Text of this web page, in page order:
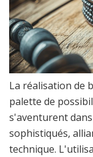
La réalisation de
palette de
s'aventurent
sophistiqués,
technique.